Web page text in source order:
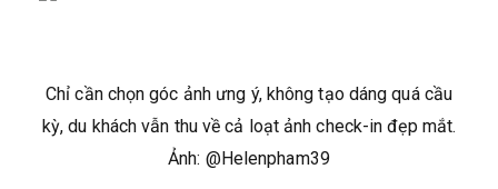
Chỉ cần chọn góc ảnh ưng ý, không tạo dáng quá cầu
kỳ, du khách vẫn thu về cả loạt ảnh check-in đẹp mắt.
Ảnh: @Helenpham39